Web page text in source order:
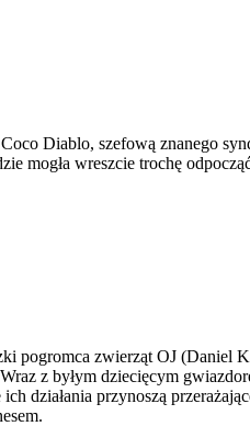
Diablo, szefową znanego
mogła wreszcie trochę
pogromca zwierząt OJ (Daniel
z byłym dziecięcym
działania przynoszą